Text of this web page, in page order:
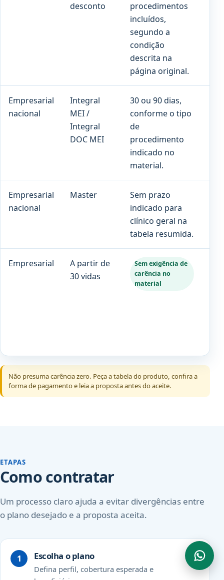
desconto
procedimentos
incluídos,
segundo a
condição
descrita na
página original.
Empresarial
nacional
Integral
MEI /
Integral
DOC MEI
30 ou 90 dias,
conforme o tipo
de
procedimento
indicado no
material.
Empresarial
nacional
Master
Sem prazo
indicado para
clínico geral na
tabela resumida.
Empresarial
A partir de
30 vidas
Sem exigência de
carência no
material
Não presuma carência zero. Peça a tabela do produto, confira a
forma de pagamento e leia a proposta antes do aceite.
ETAPAS
Como contratar
Um processo claro ajuda a evitar divergências entre
o plano desejado e a proposta aceita.
Escolha o plano
Defina perfil, cobertura esperada e